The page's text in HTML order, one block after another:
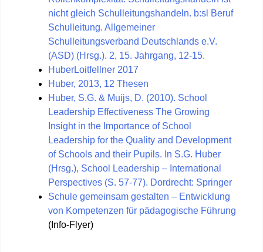
nicht gleich Schulleitungshandeln. b:sl Beruf
Schulleitung. Allgemeiner
Schulleitungsverband Deutschlands e.V.
(ASD) (Hrsg.). 2, 15. Jahrgang, 12-15.
HuberLoitfellner 2017
Huber, 2013, 12 Thesen
Huber, S.G. & Muijs, D. (2010). School
Leadership Effectiveness The Growing
Insight in the Importance of School
Leadership for the Quality and Development
of Schools and their Pupils. In S.G. Huber
(Hrsg.), School Leadership – International
Perspectives (S. 57-77). Dordrecht: Springer
Schule gemeinsam gestalten – Entwicklung
von Kompetenzen für pädagogische Führung
(Info-Flyer)